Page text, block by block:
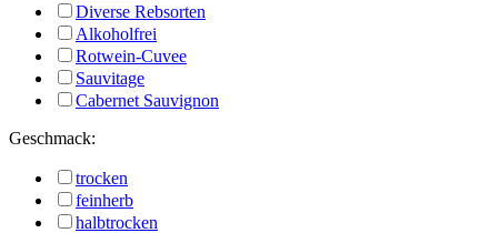
Diverse Rebsorten
Alkoholfrei
Rotwein-Cuvee
Sauvitage
Cabernet Sauvignon
Geschmack:
trocken
feinherb
halbtrocken